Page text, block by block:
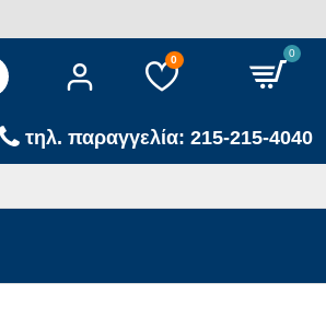
0
0
τηλ. παραγγελία: 215-215-4040